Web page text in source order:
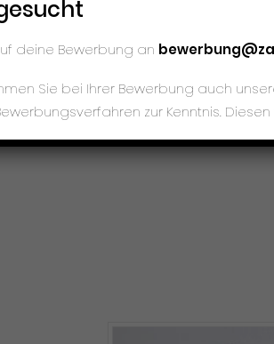
deine Bewerbung an
Sie bei Ihrer Bewerbung auch
zur Kenntnis. Diesen